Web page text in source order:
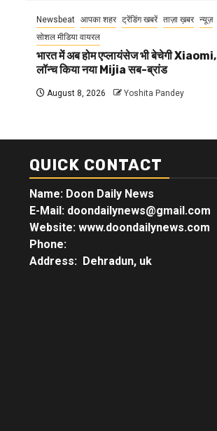
Newsbeat आपका शहर ट्रेंडिंग खबरें ताज़ा ख़बर न्यूज़
सोशल मीडिया वायरल
भारत में अब होम एप्लायंसेज भी बेचेगी Xiaomi,
लॉन्च किया नया Mijia सब-ब्रांड
August 8, 2026 Yoshita Pandey
QUICK CONTACT
Name: Doon Daily News
E-Mail: doondailynews@gmail.com
Website: www.doondailynews.com
Phone:
Address: Dehradun, uk